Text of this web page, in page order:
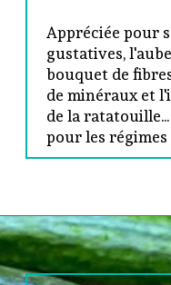
Appréciée pour
gustatives,
bouquet de
de minéraux et
de la
pour les